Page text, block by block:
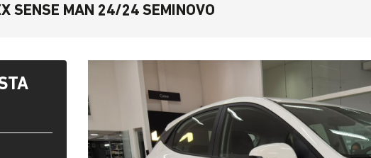
SENSE MAN 24/24 SEMINOVO